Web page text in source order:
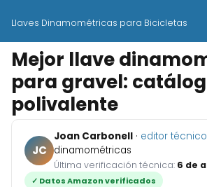
Llaves Dinamométricas para Bicicletas
Mejor llave
para gravel:
polivalente
JC
Joan Carbonell · editor técnico
dinamométricas
Última verificación técnica: 6 de
✓ Datos Amazon verificados